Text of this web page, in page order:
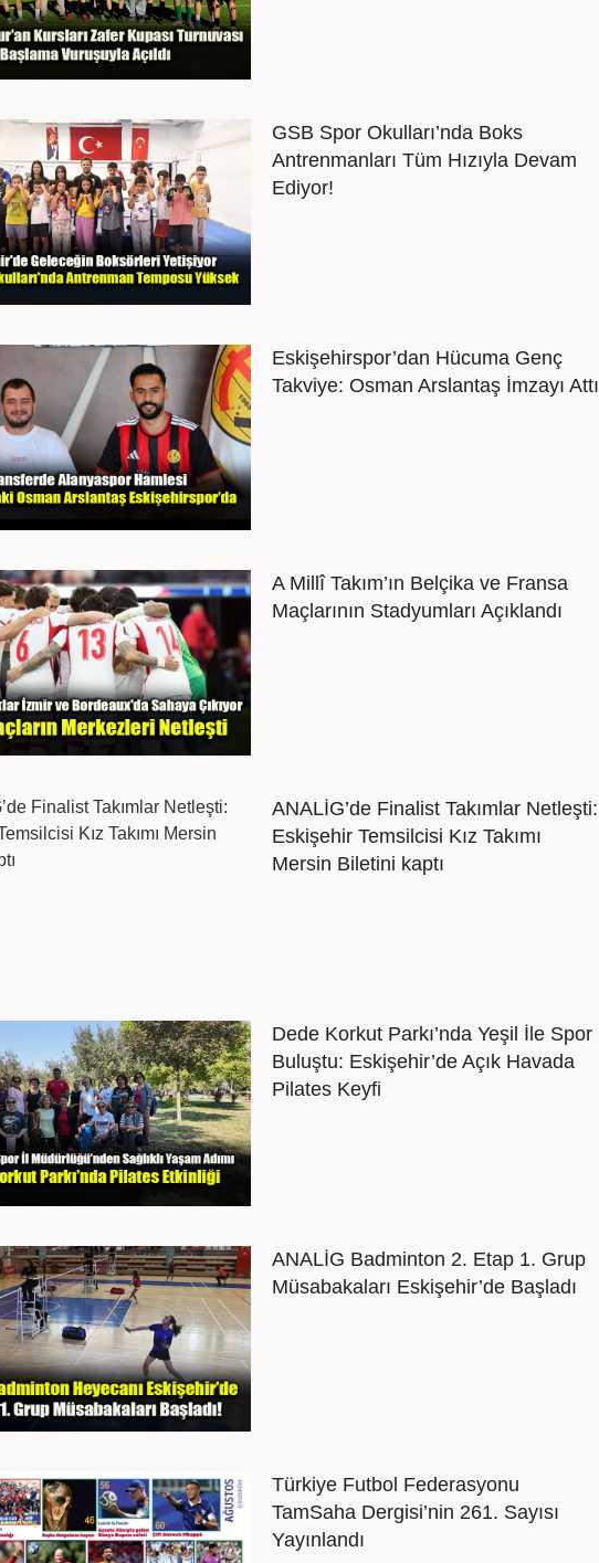
GSB Spor Okulları’nda Boks
Antrenmanları Tüm Hızıyla Devam
Ediyor!
Eskişehirspor’dan Hücuma Genç
Takviye: Osman Arslantaş İmzayı Attı
A Millî Takım’ın Belçika ve Fransa
Maçlarının Stadyumları Açıklandı
ANALİG’de Finalist Takımlar Netleşti:
Eskişehir Temsilcisi Kız Takımı
Mersin Biletini kaptı
Dede Korkut Parkı’nda Yeşil İle Spor
Buluştu: Eskişehir’de Açık Havada
Pilates Keyfi
ANALİG Badminton 2. Etap 1. Grup
Müsabakaları Eskişehir’de Başladı
Türkiye Futbol Federasyonu
TamSaha Dergisi’nin 261. Sayısı
Yayınlandı